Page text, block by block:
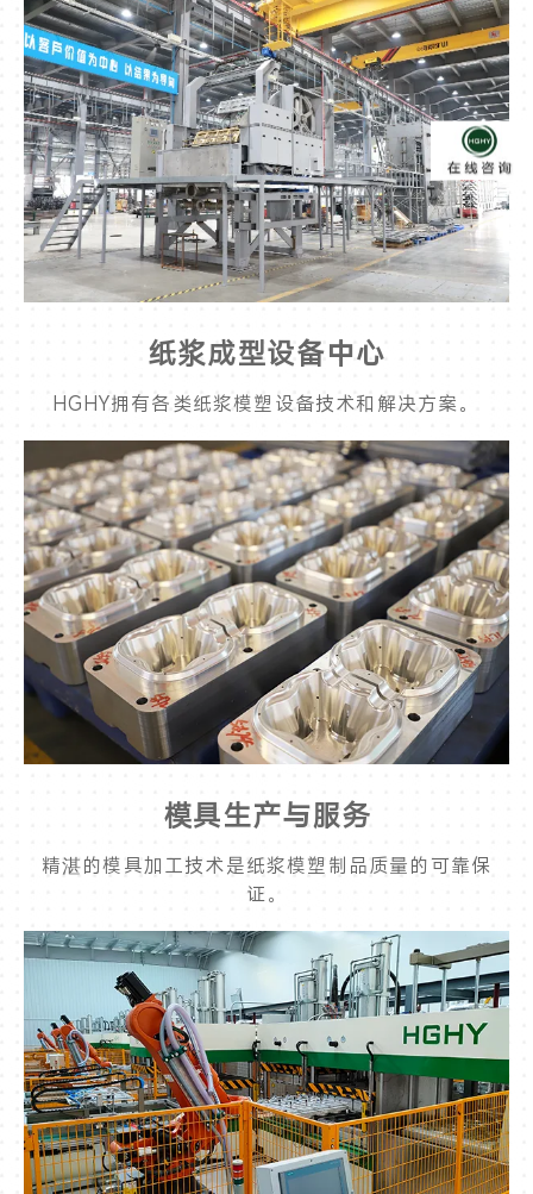
纸浆成型设备中心
HGHY拥有各类纸浆模塑设备技术和解决方案。
模具生产与服务
精湛的模具加工技术是纸浆模塑制品质量的可靠保
证。